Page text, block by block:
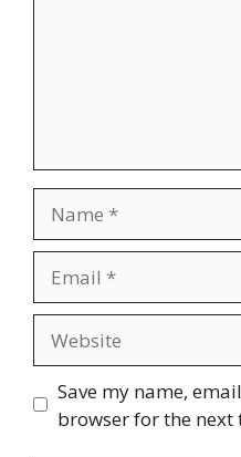
Save my name,
browser for the next